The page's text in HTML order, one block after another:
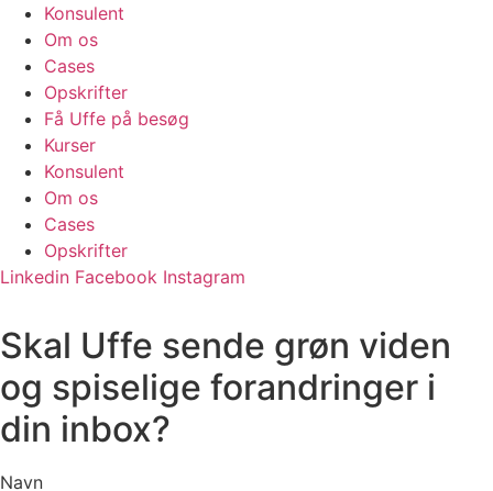
Konsulent
Om os
Cases
Opskrifter
Få Uffe på besøg
Kurser
Konsulent
Om os
Cases
Opskrifter
Linkedin Facebook Instagram
Skal Uffe sende grøn viden
og spiselige forandringer i
din inbox?
Navn